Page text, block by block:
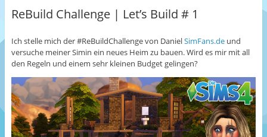
ReBuild Challenge | Let’s Build # 1
Ich stelle mich der #ReBuildChallenge von DanielSimFans.deund
versuche meiner Simin ein neues Heim zu bauen. Wird es mir mit all
den Regeln und einem sehr kleinen Budget gelingen?